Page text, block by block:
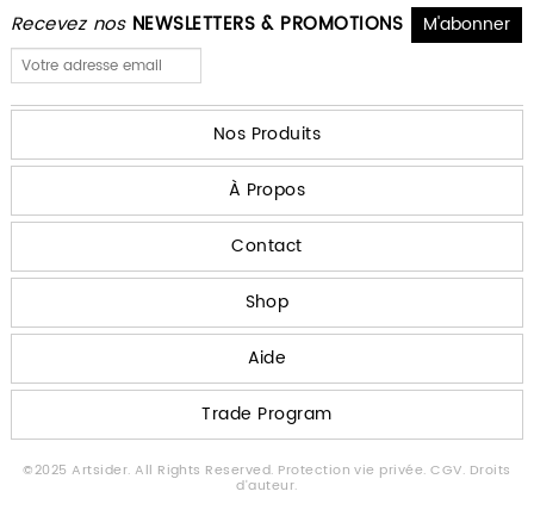
Recevez nos NEWSLETTERS & PROMOTIONS
Nos Produits
À Propos
Contact
Shop
Aide
Trade Program
©2025 Artsider. All Rights Reserved. Protection vie privée.CGV. Droits
d'auteur.